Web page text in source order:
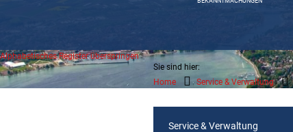
Sie sind hier:
Home
Service & Verwaltung
Service & Verwaltung
Alphabetisches Register überspringen